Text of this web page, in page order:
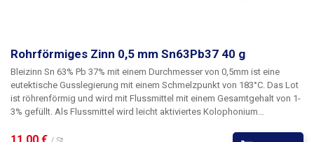
Rohrförmiges Zinn 0,5 mm Sn63Pb37 40 g
Bleizinn Sn 63% Pb 37% mit einem Durchmesser von 0,5mm ist eine
eutektische Gusslegierung mit einem Schmelzpunkt von 183°C. Das Lot
ist röhrenförmig und wird mit Flussmittel mit einem Gesamtgehalt von 1-
3% gefüllt. Als Flussmittel wird leicht aktiviertes Kolophonium
Punkt) gemischtes Lot zeichnet sich durch die günstigsten